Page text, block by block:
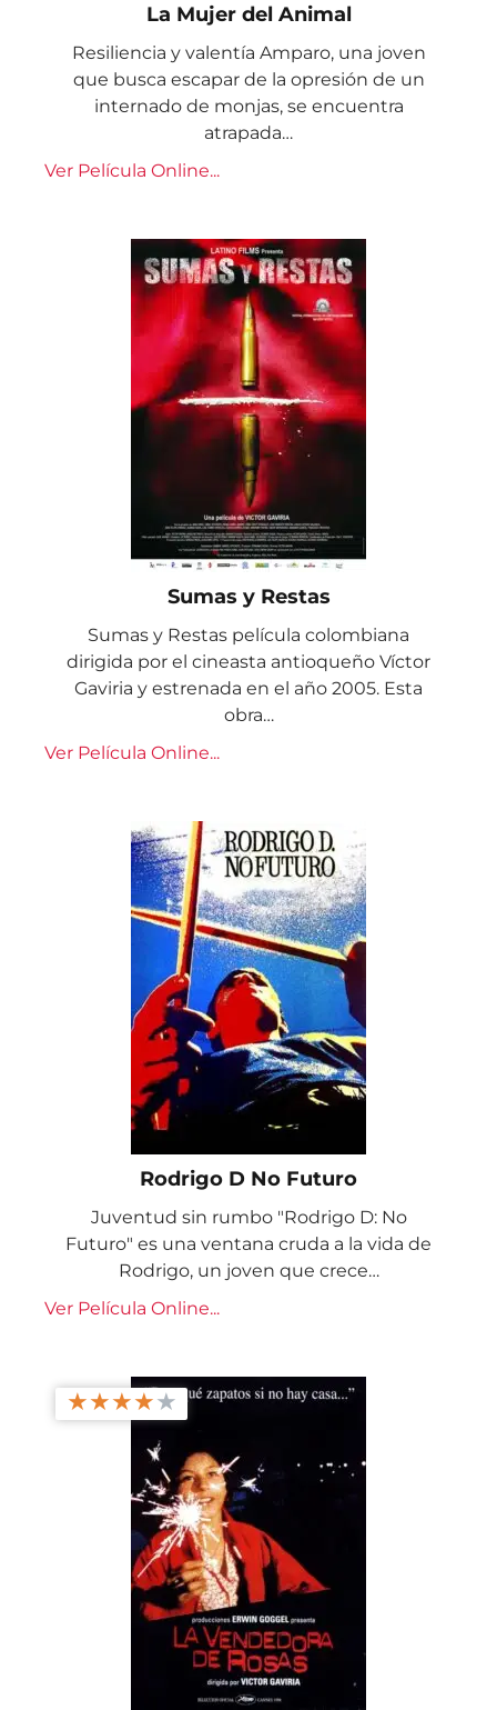
La Mujer del Animal
Resiliencia y valentía Amparo, una joven
que busca escapar de la opresión de un
internado de monjas, se encuentra
atrapada…
Ver Película Online...
Sumas y Restas
Sumas y Restas película colombiana
dirigida por el cineasta antioqueño Víctor
Gaviria y estrenada en el año 2005. Esta
obra…
Ver Película Online...
Rodrigo D No Futuro
Juventud sin rumbo "Rodrigo D: No
Futuro" es una ventana cruda a la vida de
Rodrigo, un joven que crece…
Ver Película Online...
★★★★★